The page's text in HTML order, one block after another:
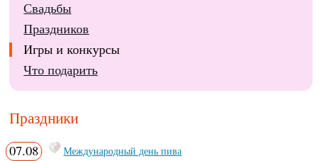
Свадьбы
Праздников
Игры и конкурсы
Что подарить
Праздники
07.08 Международный день пива